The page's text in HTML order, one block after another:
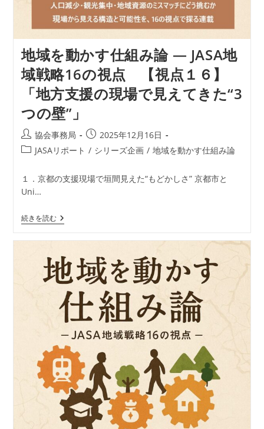
地域を動かす仕組み論 ― JASA地
域戦略16の視点 【視点１６】
「地方支援の現場で見えてきた“3
つの壁”」
投
稿
協会事務局
投
稿
日:
2025年12月16日
投
カ
テ
ー:
JASAリポート / シリーズ企画 / 地域を動かす仕組み論
１．京都の支援現場で垣間見えた“もどかしさ” 京都市と
Uni…
続きを読む地
域
か
す
仕
組
論
―
JASA
戦
略
16
の
視
点
【視
点